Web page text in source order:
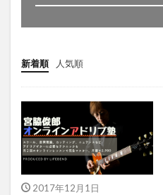
新着順 人気順
2017年12月1日